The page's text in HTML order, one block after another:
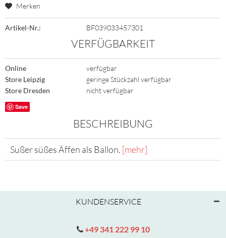
Merken
Artikel-Nr.: BF039033457301
VERFÜGBARKEIT
Online
verfügbar
Store Leipzig
geringe Stückzahl verfügbar
Store Dresden
nicht verfügbar
Save
BESCHREIBUNG
Sußer süßes Äffen als Ballon. [mehr]
KUNDENSERVICE
+49 341 222 99 10